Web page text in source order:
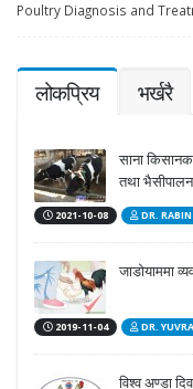
Poultry Diagnosis and
लोकप्रिय भर्खरै
साना
तथा
2021-10-08 DR.
जाडोयाममा
2019-11-04 DR.
विश्व अण्डा